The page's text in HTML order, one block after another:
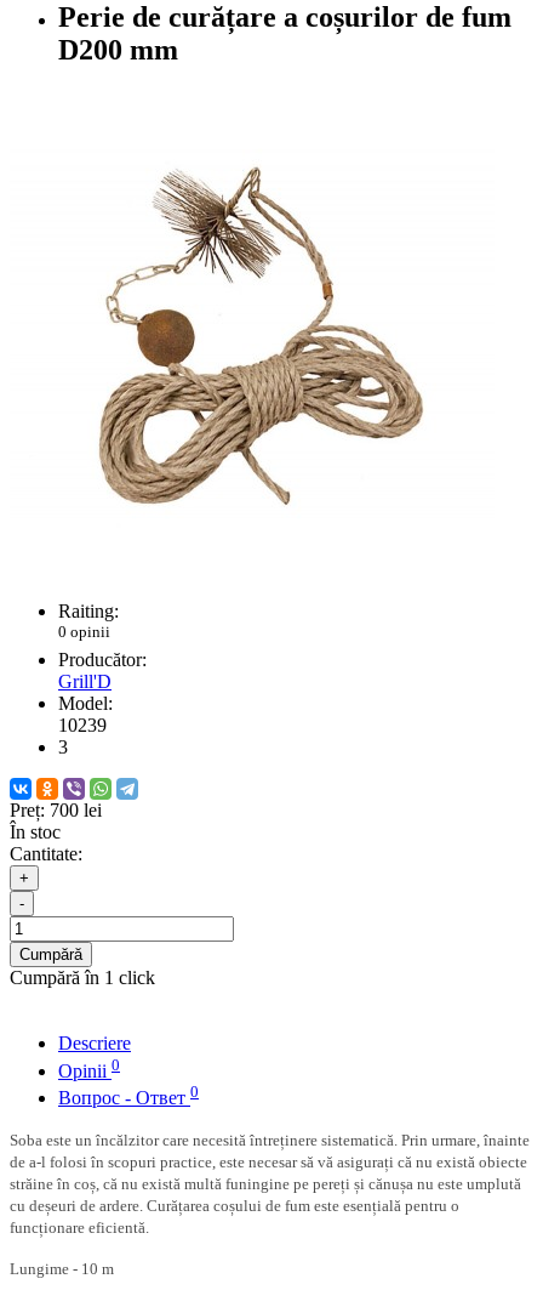
Perie de curățare a coșurilor de fum
D200 mm
Raiting:
0 opinii
Producător:
Grill'D
Model:
10239
3
Preț: 700 lei
În stoc
Cantitate:
+
-
Cumpără
Cumpără în 1 click
Descriere
Opinii 0
Вопрос - Ответ 0
Soba este un încălzitor care necesită întreținere sistematică. Prin urmare, înainte
de a-l folosi în scopuri practice, este necesar să vă asigurați că nu există obiecte
străine în coș, că nu există multă funingine pe pereți și cănușa nu este umplută
cu deșeuri de ardere. Curățarea coșului de fum este esențială pentru o
funcționare eficientă.
Lungime - 10 m